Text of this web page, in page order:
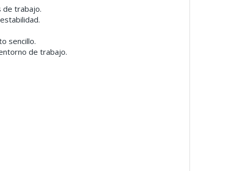
de trabajo.
sencillo.
de trabajo.